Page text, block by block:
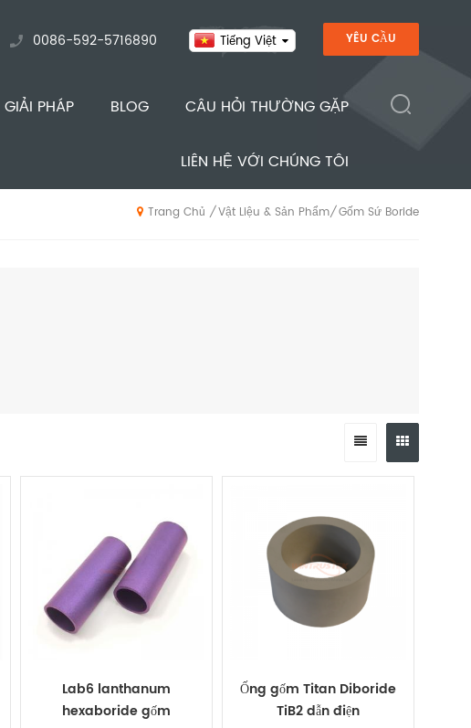
YÊU CẦU
Tiếng Việt
0086-592-5716890
GIẢI PHÁP BLOG CÂU HỎI THƯỜNG GẶP
LIÊN HỆ VỚI CHÚNG TÔI
Trang Chủ / Vật Liệu & Sản Phẩm/ Gốm Sứ Boride
Lab6 lanthanum
hexaboride gốm
Ống gốm Titan Diboride
TiB2 dẫn điện